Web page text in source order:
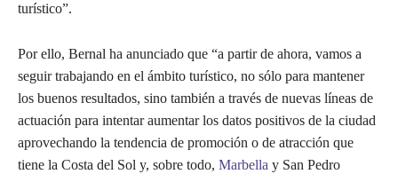
turístico”.
Por ello, Bernal ha anunciado que “a partir de ahora, vamos a
seguir trabajando en el ámbito turístico, no sólo para mantener
los buenos resultados, sino también a través de nuevas líneas de
actuación para intentar aumentar los datos positivos de la ciudad
aprovechando la tendencia de promoción o de atracción que
tiene la Costa del Sol y, sobre todo, Marbella y San Pedro